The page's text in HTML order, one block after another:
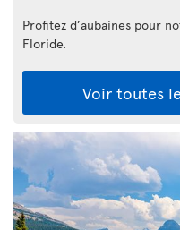
Profitez d’aubaines pour
Floride.
Voir toutes